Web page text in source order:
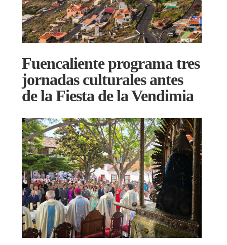
Fuencaliente programa tres
jornadas culturales antes
de la Fiesta de la Vendimia